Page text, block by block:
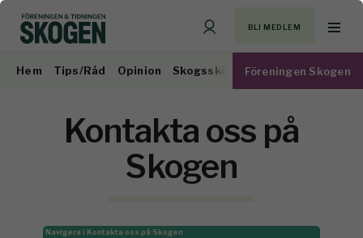
BLI MEDLEM
Hem Tips/Råd Opinion Skogsskötsel Virkesmarknad
Föreningen Skogen
Kontakta oss på
Skogen
Navigera i Kontakta oss på Skogen